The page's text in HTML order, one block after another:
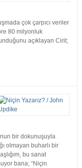
çok çarpıcı veriler
80 milyonluk
açıklayan Cirit;
bir dokunuşuyla
olmayan buharlı bir
bu sanat
bana; “Niçin